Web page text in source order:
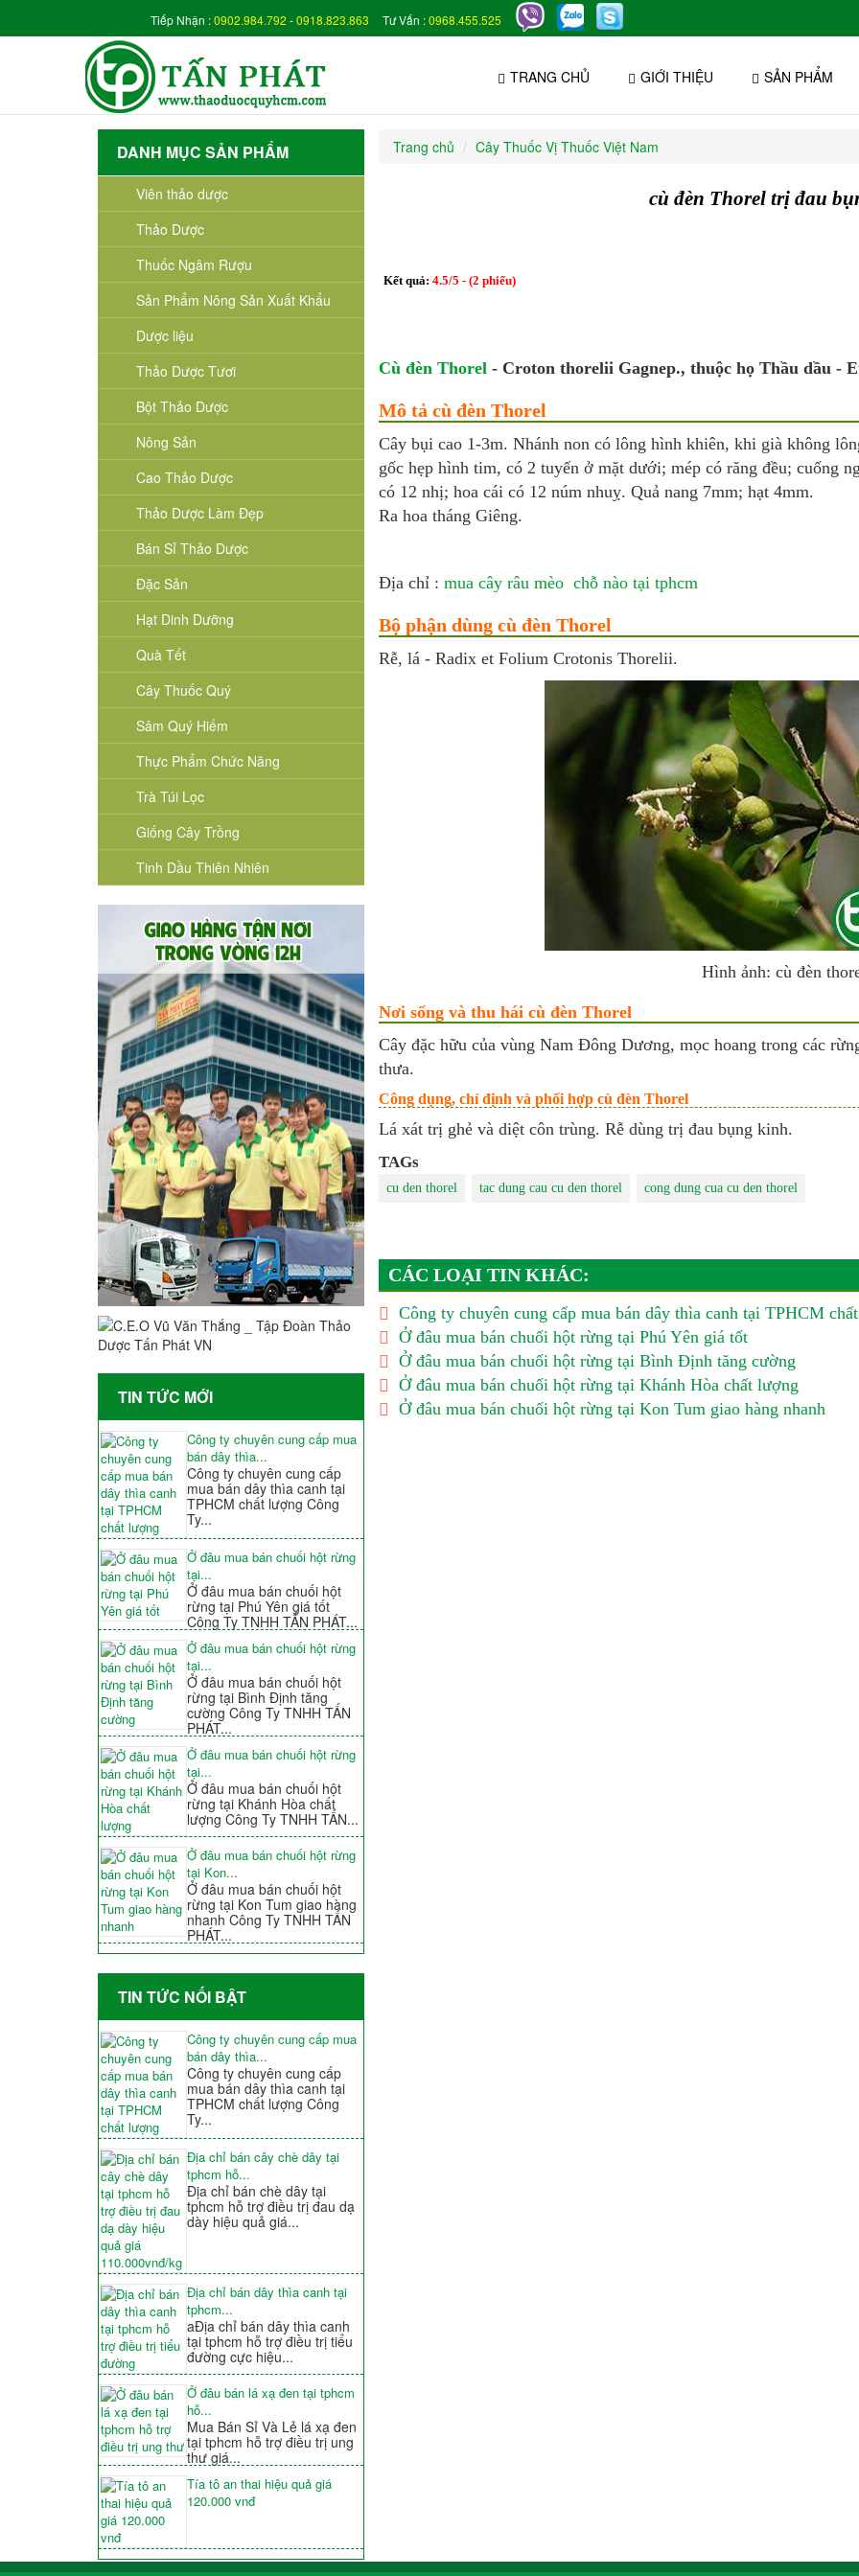
Tiếp Nhận :0902.984.792 -0918.823.863 Tư Vấn :0968.455.525
TRANG CHỦ GIỚI THIỆU SẢN PHẨM
DANH MỤC SẢN PHẨM
Viên thảo dược
Thảo Dược
Thuốc Ngâm Rượu
Sản Phẩm Nông Sản Xuất Khẩu
Dược liệu
Thảo Dược Tươi
Bột Thảo Dược
Nông Sản
Cao Thảo Dược
Thảo Dược Làm Đẹp
Bán Sỉ Thảo Dược
Đặc Sản
Hạt Dinh Dưỡng
Quà Tết
Cây Thuốc Quý
Sâm Quý Hiếm
Thực Phẩm Chức Năng
Trà Túi Lọc
Giống Cây Trồng
Tinh Dầu Thiên Nhiên
TIN TỨC MỚI
Công ty chuyên cung cấp mua
bán dây thìa...
Công ty chuyên cung cấp
mua bán dây thìa canh tại
TPHCM chất lượng Công
Ty...
Ở đâu mua bán chuối hột rừng
tại...
Ở đâu mua bán chuối hột
rừng tại Phú Yên giá tốt
Công Ty TNHH TẤN PHÁT...
Ở đâu mua bán chuối hột rừng
tại...
Ở đâu mua bán chuối hột
rừng tại Bình Định tăng
cường Công Ty TNHH TẤN
PHÁT...
Ở đâu mua bán chuối hột rừng
tại...
Ở đâu mua bán chuối hột
rừng tại Khánh Hòa chất
lượng Công Ty TNHH TẤN...
Ở đâu mua bán chuối hột rừng
tại Kon...
Ở đâu mua bán chuối hột
rừng tại Kon Tum giao hàng
nhanh Công Ty TNHH TẤN
PHÁT...
TIN TỨC NỐI BẬT
Công ty chuyên cung cấp mua
bán dây thìa...
Công ty chuyên cung cấp
mua bán dây thìa canh tại
TPHCM chất lượng Công
Ty...
Địa chỉ bán cây chè dây tại
tphcm hỗ...
Địa chỉ bán chè dây tại
tphcm hỗ trợ điều trị đau dạ
dày hiệu quả giá...
Địa chỉ bán dây thìa canh tại
tphcm...
aĐịa chỉ bán dây thìa canh
tại tphcm hỗ trợ điều trị tiểu
đường cực hiệu...
Ở đâu bán lá xạ đen tại tphcm
hỗ...
Mua Bán Sỉ Và Lẻ lá xạ đen
tại tphcm hỗ trợ điều trị ung
thư giá...
Tía tô an thai hiệu quả giá
120.000 vnđ
Trang chủ Cây Thuốc Vị Thuốc Việt Nam
cù đèn Thorel trị đau
Kết quả: 4.5/5 - (2 phiếu)
Cù đèn Thorel- Croton thorelii Gagnep., thuộc họ Thầu dầu -
Mô tả cù đèn Thorel
Cây bụi cao 1-3m. Nhánh non có lông hình khiên, khi già không
gốc hẹp hình tim, có 2 tuyến ở mặt dưới; mép có răng đều; cuống
có 12 nhị; hoa cái có 12 núm nhuỵ. Quả nang 7mm; hạt 4mm.
Ra hoa tháng Giêng.
Địa chỉ : mua cây râu mèo chỗ nào tại tphcm
Bộ phận dùng cù đèn Thorel
Rễ, lá - Radix et Folium Crotonis Thorelii.
Hình ảnh: cù đèn
Nơi sống và thu hái cù đèn Thorel
Cây đặc hữu của vùng Nam Đông Dương, mọc hoang trong các
thưa.
Công dụng, chỉ định và phối hợp cù đèn Thorel
Lá xát trị ghẻ và diệt côn trùng. Rễ dùng trị đau bụng kinh.
TAGs
cu den thorel tac dung cau cu den thorel cong dung cua cu den thorel
CÁC LOẠI TIN KHÁC:
Công ty chuyên cung cấp mua bán dây thìa canh tại TPHCM
Ở đâu mua bán chuối hột rừng tại Phú Yên giá tốt
Ở đâu mua bán chuối hột rừng tại Bình Định tăng cường
Ở đâu mua bán chuối hột rừng tại Khánh Hòa chất lượng
Ở đâu mua bán chuối hột rừng tại Kon Tum giao hàng nhanh